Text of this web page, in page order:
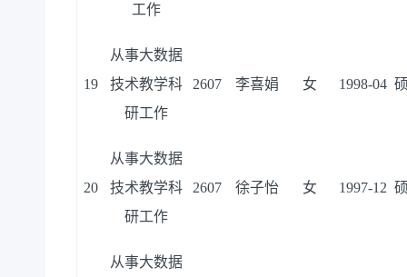
工作
19
从事大数据
技术教学科
研工作
2607 李喜娟 女 1998-04
20
从事大数据
技术教学科
研工作
2607 徐子怡 女 1997-12
从事大数据